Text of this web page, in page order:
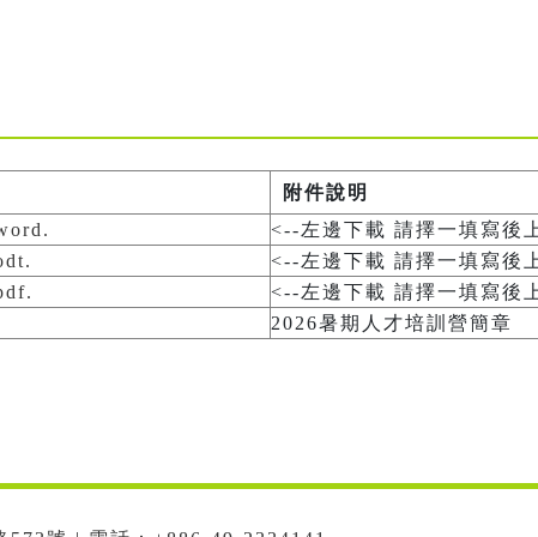
附件說明
<--左邊下載 請擇一填寫後
<--左邊下載 請擇一填寫後
<--左邊下載 請擇一填寫後
2026暑期人才培訓營簡章